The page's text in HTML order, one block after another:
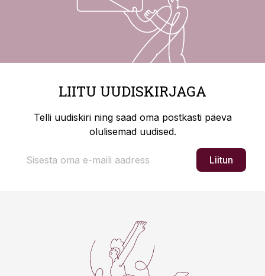
LIITU UUDISKIRJAGA
Telli uudiskiri ning saad oma postkasti päeva
olulisemad uudised.
Liitun